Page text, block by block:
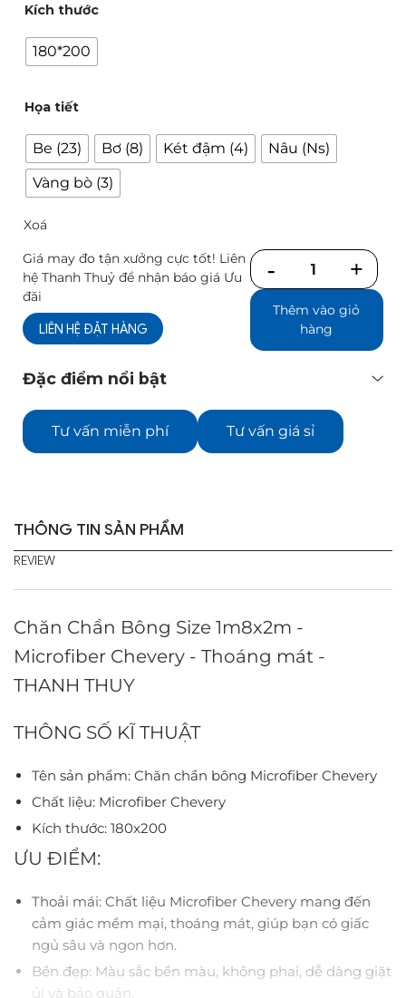
Kích thước
180*200
Họa tiết
Be (23) Bơ (8) Két đậm (4)
Nâu (Ns)
Vàng bò (3)
Xoá
Giá may đo tận xưởng cực tốt! Liên
hệ Thanh Thuỷ để nhận báo giá Ưu
đãi
LIÊN HỆ ĐẶT HÀNG
Số
lượng
Thêm vào giỏ
hàng
Đặc điểm nổi bật
Tư vấn miễn phí Tư vấn giá sỉ
THÔNG TIN SẢN PHẨM
REVIEW
Chăn Chần Bông Size 1m8x2m -
Microfiber Chevery - Thoáng mát -
THANH THUY
THÔNG SỐ KĨ THUẬT
Tên sản phẩm: Chăn chần bông Microfiber Chevery
Chất liệu: Microfiber Chevery
Kích thước: 180x200
ƯU ĐIỂM:
Thoải mái: Chất liệu Microfiber Chevery mang đến
cảm giác mềm mại, thoáng mát, giúp bạn có giấc
ngủ sâu và ngon hơn.
Bền đẹp: Màu sắc bền màu, không phai, dễ dàng giặt
ủi và bảo quản.